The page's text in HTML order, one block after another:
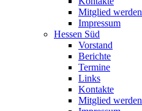
Mitglied werden
Impressum
Hessen Süd
Vorstand
Berichte
Termine
Links
Kontakte
Mitglied werden